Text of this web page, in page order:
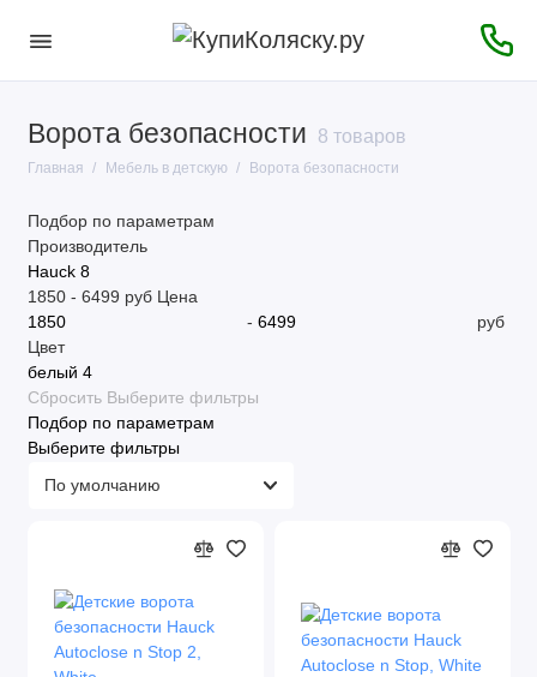
Ворота безопасности 8 товаров
Главная Мебель в детскую Ворота безопасности
Подбор по параметрам
Производитель
Hauck 8
1850- 6499 руб Цена
-
руб
Цвет
белый 4
Сбросить Выберите фильтры
Подбор по параметрам
Выберите фильтры